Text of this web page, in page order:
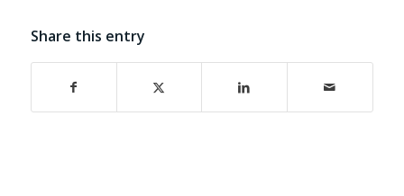
Share this entry